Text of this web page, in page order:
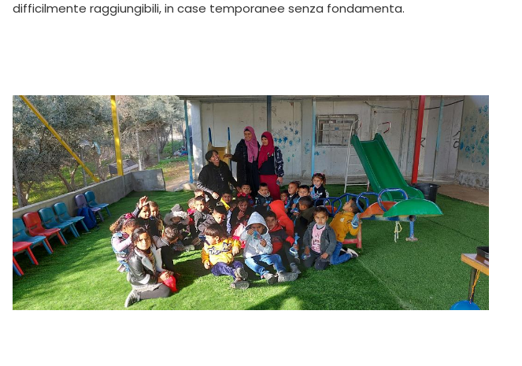
difficilmente raggiungibili, in case temporanee senza fondamenta.